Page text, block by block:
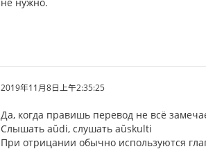
не нужно.
2019年11月8日上午2:35:25
Да, когда правишь перевод не всё
Слышать aŭdi, слушать aŭskulti
При отрицании обычно используются